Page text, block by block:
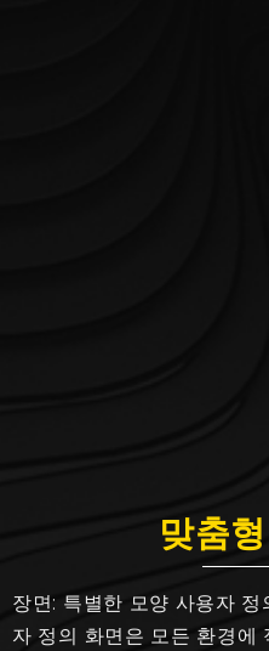
맞춤
장면: 특별한 모양 사용자
자 정의 화면은 모든 환경에